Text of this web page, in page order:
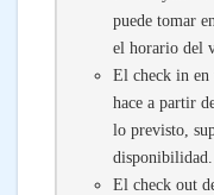
puede tomar
el horario del
El check in en
hace a partir
lo previsto,
disponibilidad.
El check out